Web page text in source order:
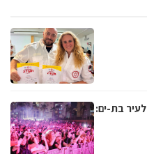
לקראת פתיחת חגיגות שנת ה-100 לעיר בת-ים: